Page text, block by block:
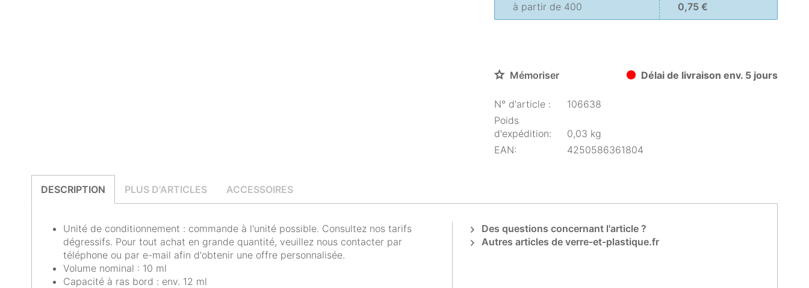
à partir de 400 0,75 €
Mémoriser Délai de livraison env. 5 jours
N° d'article :
106638
Poids
d'expédition:
0,03 kg
EAN:
4250586361804
DESCRIPTION PLUS D'ARTICLES ACCESSOIRES
Unité de conditionnement : commande à l'unité possible. Consultez nos tarifs
dégressifs. Pour tout achat en grande quantité, veuillez nous contacter par
téléphone ou par e-mail afin d'obtenir une offre personnalisée.
Volume nominal : 10 ml
Capacité à ras bord : env. 12 ml
Des questions concernant l'article ?
Autres articles de verre-et-plastique.fr